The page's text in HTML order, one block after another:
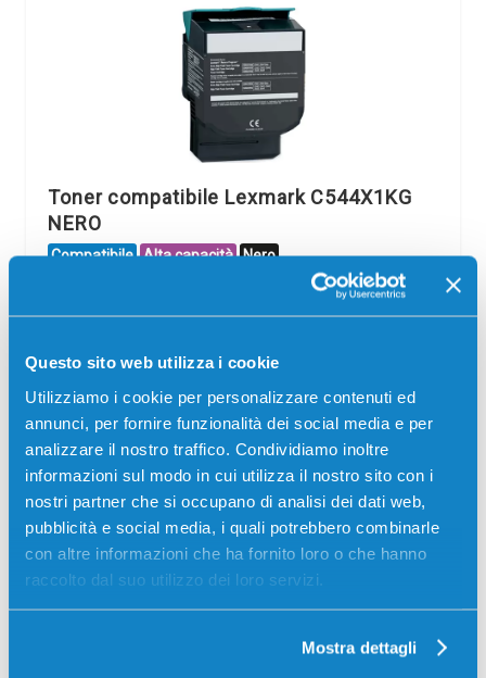
Questo sito web utilizza i cookie
Utilizziamo i cookie per personalizzare contenuti ed
annunci, per fornire funzionalità dei social media e per
analizzare il nostro traffico. Condividiamo inoltre
informazioni sul modo in cui utilizza il nostro sito con i
nostri partner che si occupano di analisi dei dati web,
pubblicità e social media, i quali potrebbero combinarle
con altre informazioni che ha fornito loro o che hanno
raccolto dal suo utilizzo dei loro servizi.
Mostra dettagli
Toner compatibile Lexmark C544X1KG
NERO
Compatibile Alta capacità Nero
Lexmark X544
59,00€
CONSEGNA IN 3-5 GIORNI
Aggiungi al carrello
Spedizione gratuita
27 23